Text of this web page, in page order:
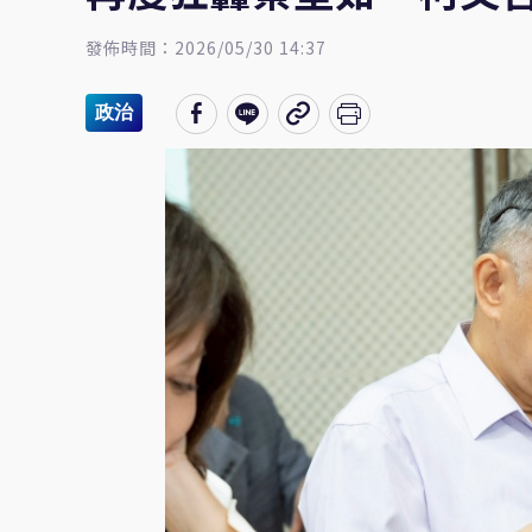
發佈時間：2026/05/30 14:37
政治